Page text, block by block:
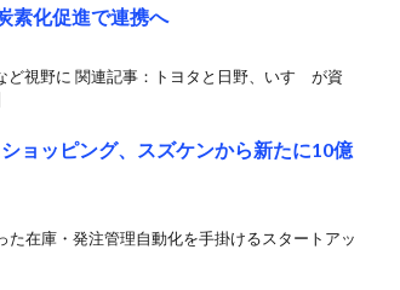
素化促進で連携へ
視野に 関連記事：トヨタと日野、いすゞが資
ョッピング、スズケンから新たに10億
在庫・発注管理自動化を手掛けるスタートアッ